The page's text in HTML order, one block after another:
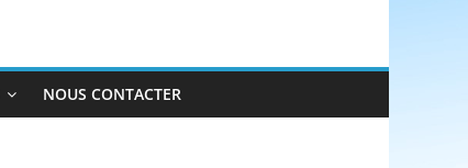
NOUS CONTACTER